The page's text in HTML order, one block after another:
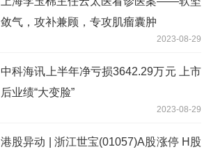
敛气，攻补兼顾，专攻肌瘤囊肿
2023-08-29
中科海讯上半年净亏损3642.29万元 上市
后业绩“大变脸”
2023-08-29
港股异动 | 浙江世宝(01057)A股涨停 H股